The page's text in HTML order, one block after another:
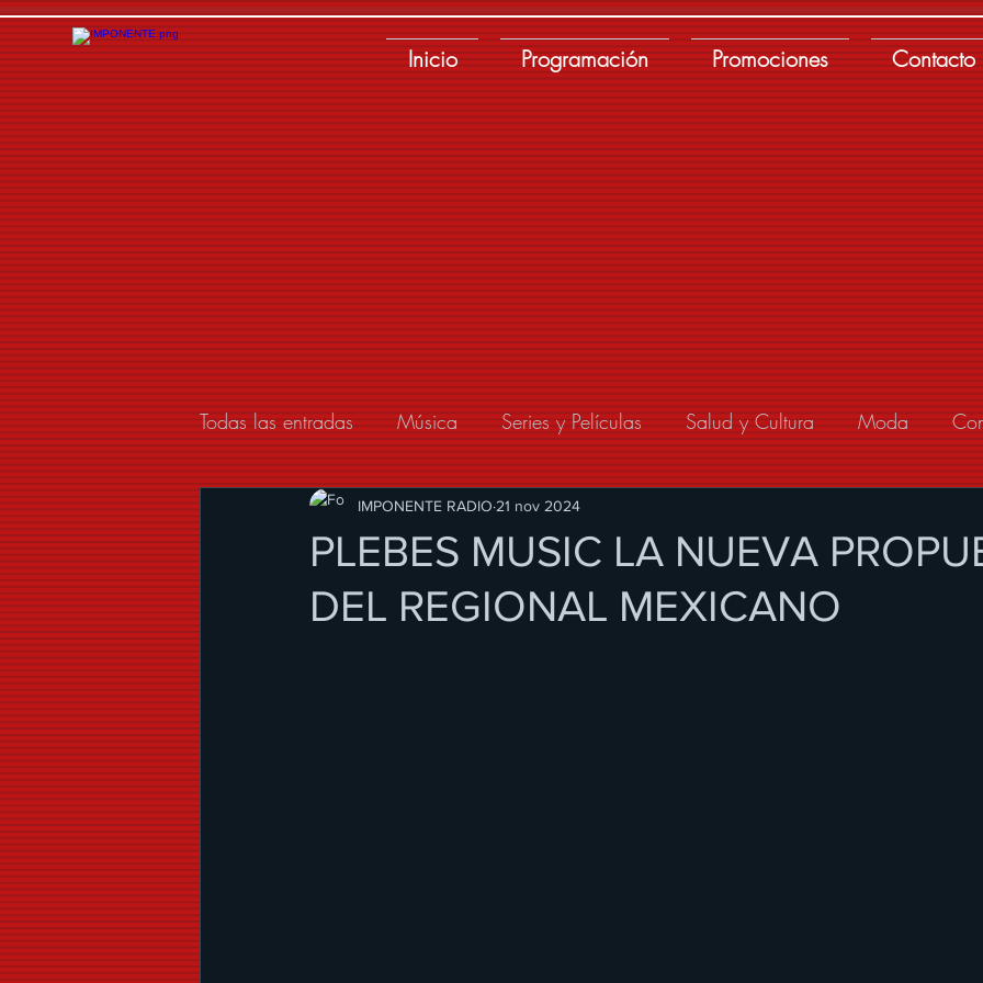
Inicio Programación Promociones Contacto
Todas las entradas Música Series y Películas Salud y Cultura Moda
Modo de Vida
PLEBES MUSIC LA NUEVA
DEL REGIONAL MEXICANO
IMPONENTE RADIO 21 nov 2024